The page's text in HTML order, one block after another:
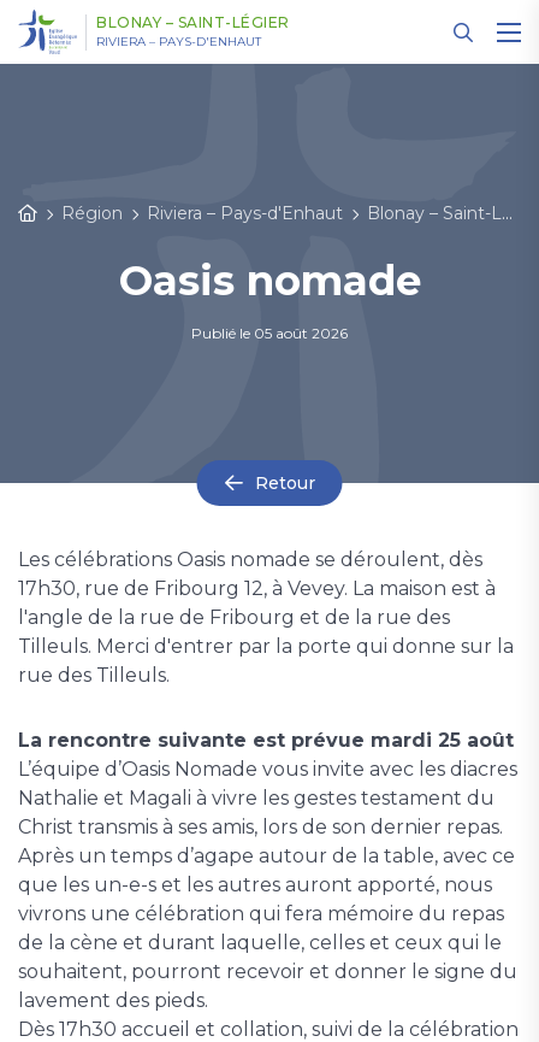
BLONAY – SAINT-LÉGIER
RIVIERA – PAYS-D'ENHAUT
Région Riviera – Pays-d'Enhaut Blonay – Saint-Légier
Oasis nomade
Publié le 05 août 2026
Retour
Les célébrations Oasis nomade se déroulent, dès
17h30, rue de Fribourg 12, à Vevey. La maison est à
l'angle de la rue de Fribourg et de la rue des
Tilleuls. Merci d'entrer par la porte qui donne sur la
rue des Tilleuls.
La rencontre suivante est prévue mardi 25 août
L’équipe d’Oasis Nomade vous invite avec les diacres
Nathalie et Magali à vivre les gestes testament du
Christ transmis à ses amis, lors de son dernier repas.
Après un temps d’agape autour de la table, avec ce
que les un-e-s et les autres auront apporté, nous
vivrons une célébration qui fera mémoire du repas
de la cène et durant laquelle, celles et ceux qui le
souhaitent, pourront recevoir et donner le signe du
lavement des pieds.
Dès 17h30 accueil et collation, suivi de la célébration
Panneau de gestion des cookies